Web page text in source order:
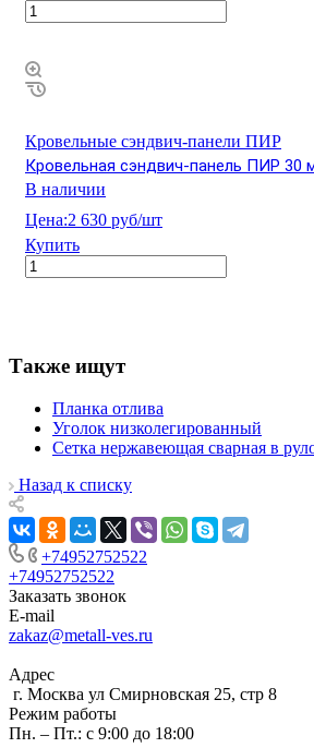
Кровельные сэндвич-панели ПИР
Кровельная сэндвич-панель ПИР 30
В наличии
Цена:2 630 руб/шт
Купить
Также ищут
Планка отлива
Уголок низколегированный
Сетка нержавеющая сварная в
Назад к списку
+74952752522
+74952752522
Заказать звонок
E-mail
zakaz@metall-ves.ru
Адрес
г. Москва ул Смирновская 25, стр 8
Режим работы
Пн. – Пт.: с 9:00 до 18:00